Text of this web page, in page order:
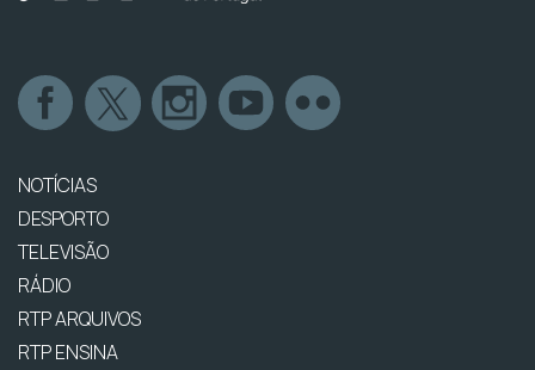
NOTÍCIAS
DESPORTO
TELEVISÃO
RÁDIO
RTP ARQUIVOS
RTP ENSINA